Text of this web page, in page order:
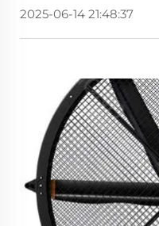
2025-06-14 21:48:37